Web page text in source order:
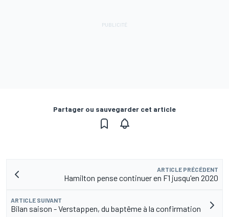
Partager ou sauvegarder cet article
ARTICLE PRÉCÉDENT
Hamilton pense continuer en F1 jusqu'en 2020
ARTICLE SUIVANT
Bilan saison - Verstappen, du baptême à la confirmation